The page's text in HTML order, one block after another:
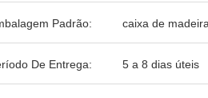
Padrão: caixa de madeira
De Entrega: 5 a 8 dias úteis